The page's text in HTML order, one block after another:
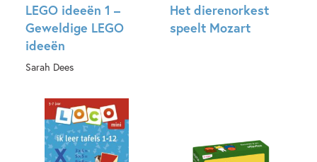
LEGO ideeën 1 –
Geweldige LEGO
ideeën
Sarah Dees
Paperback
Het dierenorkest
speelt Mozart